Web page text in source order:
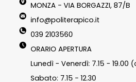
MONZA - VIA BORGAZZI, 87/B
info@politerapico.it
039 2103560
ORARIO APERTURA
Lunedì - Venerdì: 7.15 - 19.00
Sabato: 7.15 - 12.30